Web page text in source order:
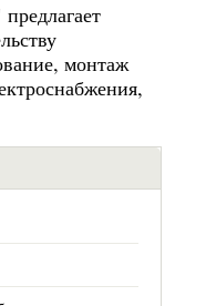
монтаж